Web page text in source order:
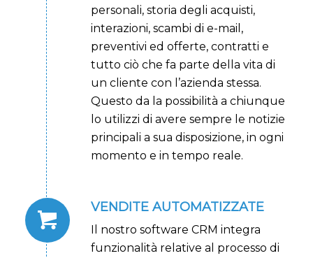
personali, storia degli acquisti,
interazioni, scambi di e-mail,
preventivi ed offerte, contratti e
tutto ciò che fa parte della vita di
un cliente con l’azienda stessa.
Questo da la possibilità a chiunque
lo utilizzi di avere sempre le notizie
principali a sua disposizione, in ogni
momento e in tempo reale.
VENDITE AUTOMATIZZATE
Il nostro software CRM integra
funzionalità relative al processo di